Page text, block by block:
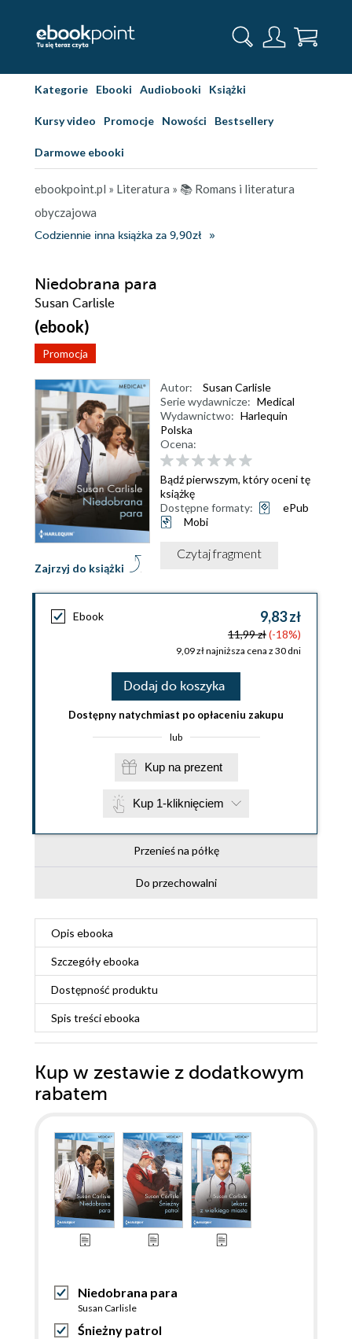
Kategorie Ebooki Audiobooki Książki
Kursy video Promocje Nowości Bestsellery
Darmowe ebooki
ebookpoint.pl » Literatura » 📚 Romans i literatura
obyczajowa
Codziennie inna książka za 9,90zł
Niedobrana para
Susan Carlisle
(ebook)
Promocja
Zajrzyj do książki
Autor:
Susan Carlisle
Serie wydawnicze: Medical
Wydawnictwo: Harlequin
Polska
Ocena:
Bądź pierwszym, który oceni tę
książkę
Dostępne formaty:
ePub
Mobi
Czytaj fragment
Ebook 9,83 zł
11,99 zł(-18%)
9,09 zł najniższa cena z 30 dni
Dodaj do koszyka
Dostępny natychmiast po opłaceniu zakupu
lub
Kup na prezent
Kup 1-kliknięciem
Przenieś na półkę
Do przechowalni
Opis ebooka
Szczegółyebooka
Dostępność produktu
Spis treściebooka
Kup w zestawie z dodatkowym
rabatem
Niedobrana para
Susan Carlisle
Śnieżny patrol